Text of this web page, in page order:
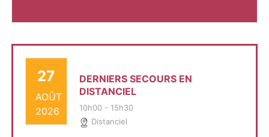
27
AOÛT
2026
DERNIERS SECOURS EN
DISTANCIEL
10h00- 15h30
Distanciel